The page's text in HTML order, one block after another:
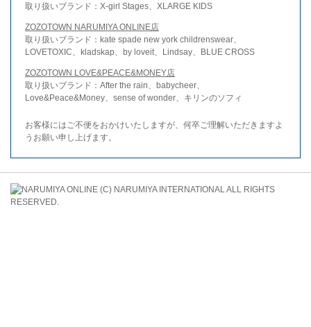
取り扱いブランド：X-girl Stages、XLARGE KIDS
ZOZOTOWN NARUMIYA ONLINE店
取り扱いブランド：kate spade new york childrenswear、
LOVETOXIC、kladskap、by loveit、Lindsay、BLUE CROSS
ZOZOTOWN LOVE&PEACE&MONEY店
取り扱いブランド：After the rain、babycheer、
Love&Peace&Money、sense of wonder、キリンのソフィ
お客様にはご不便をおかけいたしますが、何卒ご理解いただきますよ
うお願い申し上げます。